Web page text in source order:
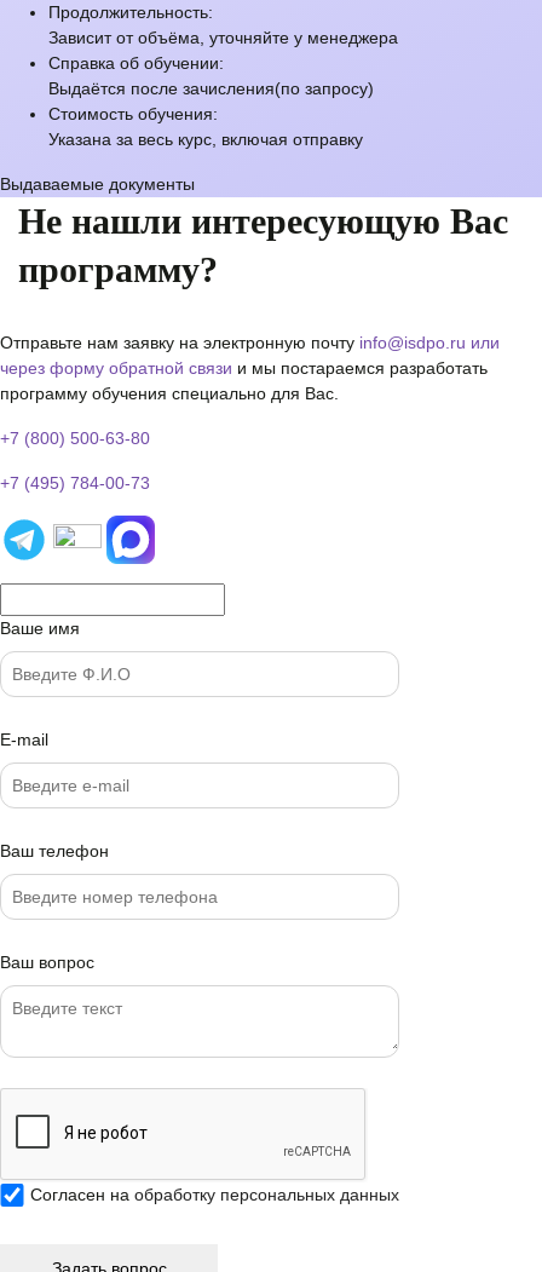
Продолжительность:
Зависит от объёма, уточняйте у менеджера
Справка об обучении:
Выдаётся после зачисления(по запросу)
Стоимость обучения:
Указана за весь курс, включая отправку
Выдаваемые документы
Не нашли интересующую Вас
программу?
Отправьте нам заявку на электронную почту info@isdpo.ru или
через форму обратной связи и мы постараемся разработать
программу обучения специально для Вас.
+7 (800) 500-63-80
+7 (495) 784-00-73
Ваше имя
E-mail
Ваш телефон
Ваш вопрос
Согласен на обработку персональных данных